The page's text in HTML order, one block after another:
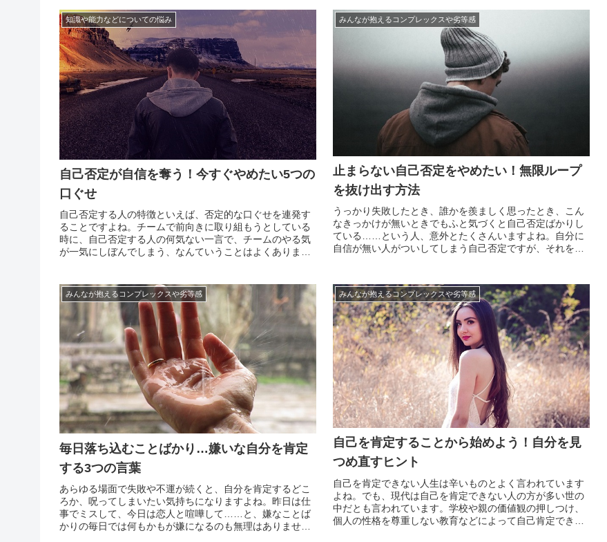
ら立ち直...
います。...
知識や能力などについての悩み
自己否定が自信を奪う！今すぐやめたい5つの
口ぐせ
自己否定する人の特徴といえば、否定的な口ぐせを連発す
ることですよね。チームで前向きに取り組もうとしている
時に、自己否定する人の何気ない一言で、チームのやる気
が一気にしぼんでしまう、なんていうことはよくありま
良いことは...
みんなが抱えるコンプレックスや劣等感
止まらない自己否定をやめたい！無限ループ
を抜け出す方法
うっかり失敗したとき、誰かを羨ましく思ったとき、こん
なきっかけが無いときでもふと気づくと自己否定ばかりし
ている……という人、意外とたくさんいますよね。自分に
自信が無い人がついしてしまう自己否定ですが、それを続
れず自己...
みんなが抱えるコンプレックスや劣等感
毎日落ち込むことばかり…嫌いな自分を肯定
する3つの言葉
あらゆる場面で失敗や不運が続くと、自分を肯定するどこ
ろか、呪ってしまいたい気持ちになりますよね。昨日は仕
事でミスして、今日は恋人と喧嘩して……と、嫌なことば
かりの毎日では何もかもが嫌になるのも無理はありませ
みんなが抱えるコンプレックスや劣等感
自己を肯定することから始めよう！自分を見
つめ直すヒント
自己を肯定できない人生は辛いものとよく言われています
よね。でも、現代は自己を肯定できない人の方が多い世の
中だとも言われています。学校や親の価値観の押しつけ、
個人の性格を尊重しない教育などによって自己肯定できな